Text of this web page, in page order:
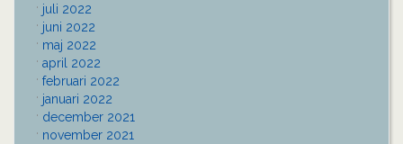
juli 2022
juni 2022
maj 2022
april 2022
februari 2022
januari 2022
december 2021
november 2021